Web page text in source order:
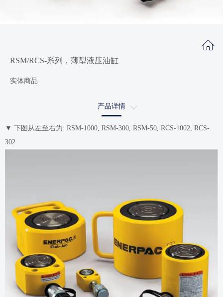
RSM/RCS-系列，薄型液压油缸
实体商品
产品详情
技术资料
▼ 下图从左至右为: RSM-1000, RSM-300, RSM-50, RCS-1002, RCS-
302